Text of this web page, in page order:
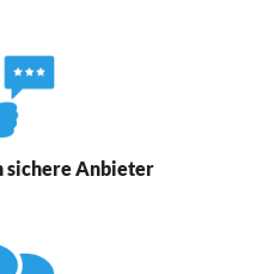
Anbieter